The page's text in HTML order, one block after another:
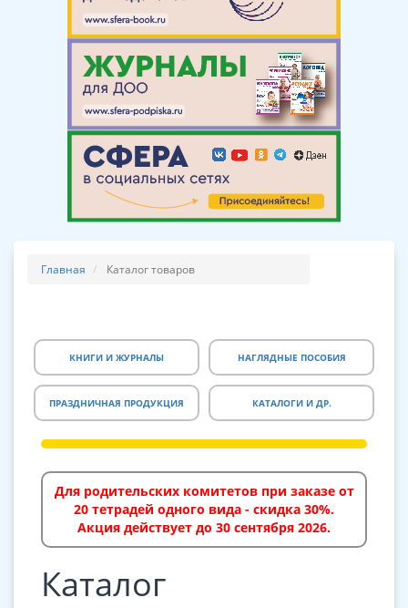
Главная Каталог товаров
КНИГИ И ЖУРНАЛЫ НАГЛЯДНЫЕ ПОСОБИЯ
ПРАЗДНИЧНАЯ ПРОДУКЦИЯ КАТАЛОГИ И ДР.
Для родительских комитетов при заказе от
20 тетрадей одного вида - скидка 30%.
Акция действует до 30 сентября 2026.
Каталог